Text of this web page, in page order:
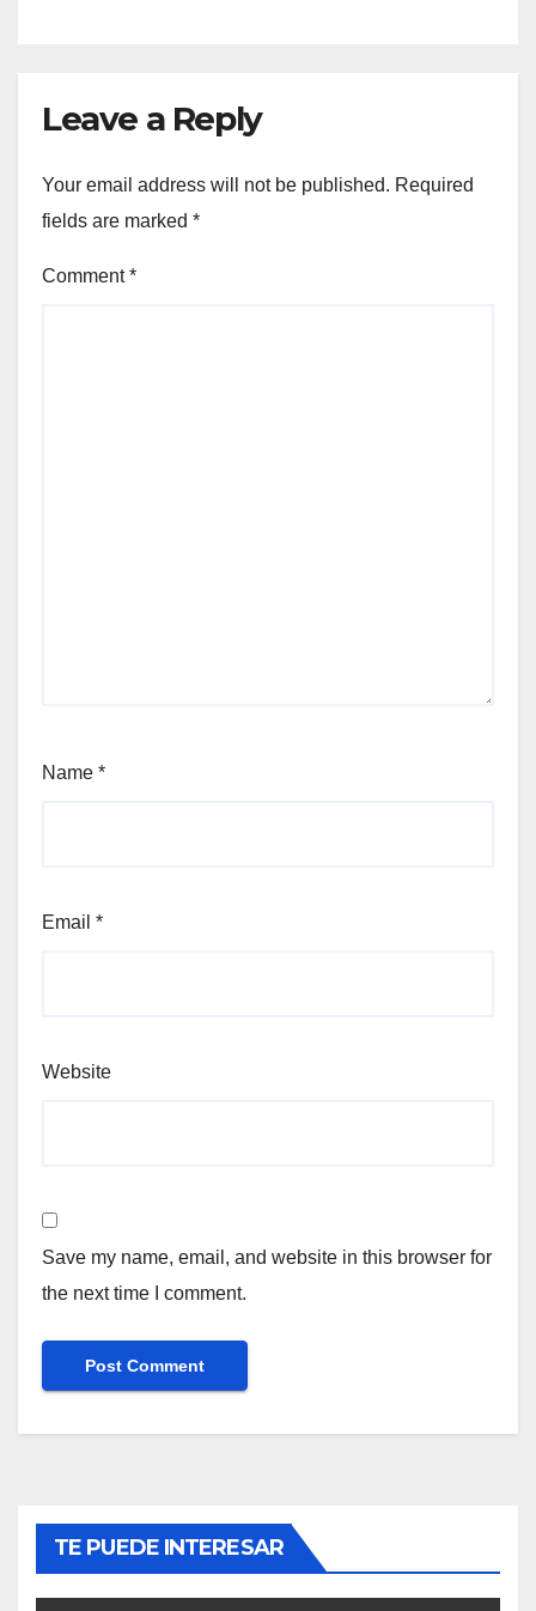
Leave a Reply
Your email address will not be published. Required
fields are marked *
Comment*
Name *
Email *
Website
Save my name, email, and website in this browser for
the next time I comment.
TE PUEDE INTERESAR